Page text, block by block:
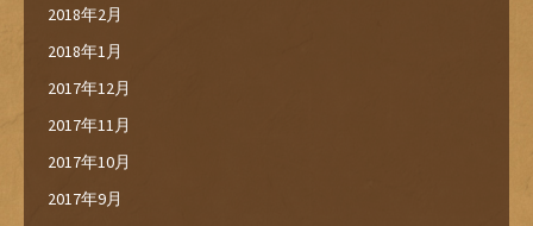
2018年2月
2018年1月
2017年12月
2017年11月
2017年10月
2017年9月